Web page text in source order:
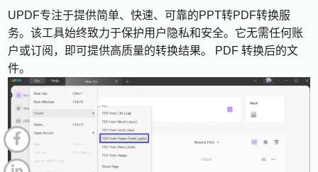
UPDF专注于提供简单、快速、可靠的PPT转PDF转换服
务。该工具始终致力于保护用户隐私和安全。它无需任何账
户或订阅，即可提供高质量的转换结果。 PDF 转换后的文
件。